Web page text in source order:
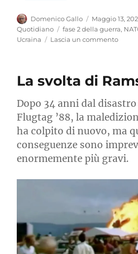
Autore
Domenico Gallo
Pubblicato
il
Maggio 13,
Quotidiano
Tag
fase 2 della guerra,
Ucraina
Lascia un commentosu
arriva
fine
La svolta di
Dopo 34 anni dal
Flugtag ’88, la
ha colpito di nuovo, ma
conseguenze sono
enormemente più gravi.